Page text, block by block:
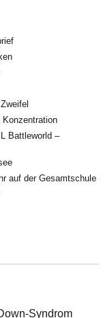
Battleworld –
auf der Gesamtschule
Syndrom